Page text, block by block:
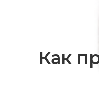
Как